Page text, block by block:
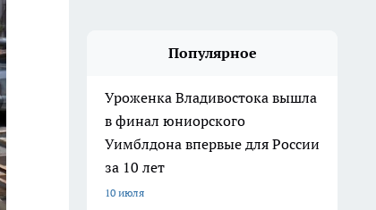
Популярное
Уроженка Владивостока вышла
в финал юниорского
Уимблдона впервые для России
за 10 лет
10 июля